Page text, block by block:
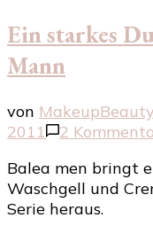
Ein starkes
Mann
von MakeupBeauty
2011
2
Balea men bringt
Waschgell und
Serie heraus.